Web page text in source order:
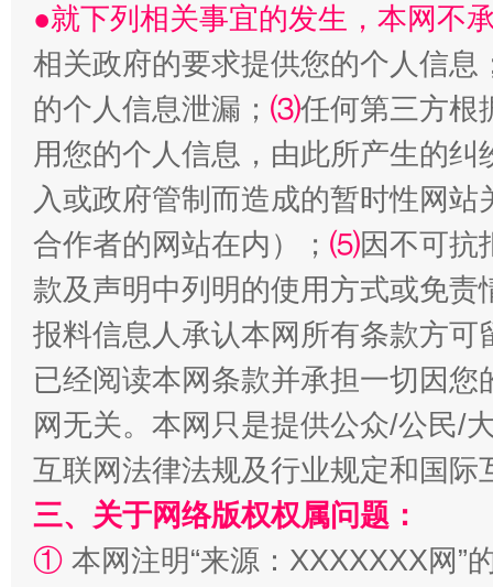
受贿1.44亿！段成刚被判无期 从幼
全民健身五年计划来了！等你上场
●就下列相关事宜的发生，本网不
相关政府的要求提供您的个人信息
的个人信息泄漏； ⑶任何第三方根
用您的个人信息，由此所产生的纠
入或政府管制而造成的暂时性网
合作者的网站在内）； ⑸因不可抗
款及声明中列明的使用方式或免责
报料信息人承认本网所有条款方
已经阅读本网条款并承担一切因
网无关。本网只是提供公众/公民/
互联网法律法规及行业规定和国
三、关于网络版权权属问题：
① 本网注明“来源：XXXXXXX网”